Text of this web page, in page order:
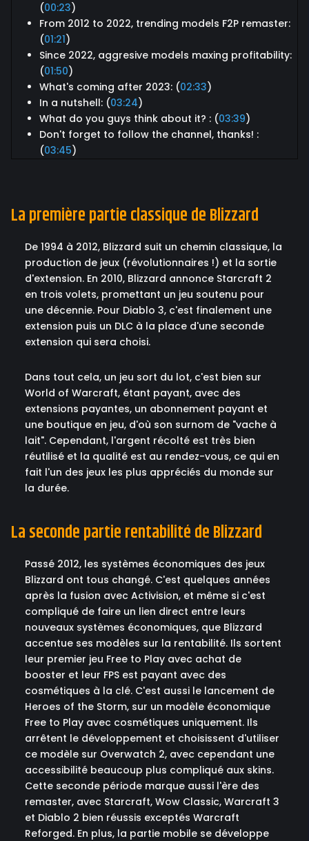
(00:23)
From 2012 to 2022, trending models F2P remaster:
(01:21)
Since 2022, aggresive models maxing profitability:
(01:50)
What's coming after 2023: (02:33)
In a nutshell: (03:24)
What do you guys think about it? : (03:39)
Don't forget to follow the channel, thanks! :
(03:45)
La première partie classique de Blizzard
De 1994 à 2012, Blizzard suit un chemin classique, la
production de jeux (révolutionnaires !) et la sortie
d'extension. En 2010, Blizzard annonce Starcraft 2
en trois volets, promettant un jeu soutenu pour
une décennie. Pour Diablo 3, c'est finalement une
extension puis un DLC à la place d'une seconde
extension qui sera choisi.
Dans tout cela, un jeu sort du lot, c'est bien sur
World of Warcraft, étant payant, avec des
extensions payantes, un abonnement payant et
une boutique en jeu, d'où son surnom de "vache à
lait". Cependant, l'argent récolté est très bien
réutilisé et la qualité est au rendez-vous, ce qui en
fait l'un des jeux les plus appréciés du monde sur
la durée.
La seconde partie rentabilité de Blizzard
Passé 2012, les systèmes économiques des jeux
Blizzard ont tous changé. C'est quelques années
après la fusion avec Activision, et même si c'est
compliqué de faire un lien direct entre leurs
nouveaux systèmes économiques, que Blizzard
accentue ses modèles sur la rentabilité. Ils sortent
leur premier jeu Free to Play avec achat de
booster et leur FPS est payant avec des
cosmétiques à la clé. C'est aussi le lancement de
Heroes of the Storm, sur un modèle économique
Free to Play avec cosmétiques uniquement. Ils
arrêtent le développement et choisissent d'utiliser
ce modèle sur Overwatch 2, avec cependant une
accessibilité beaucoup plus compliqué aux skins.
Cette seconde période marque aussi l'ère des
remaster, avec Starcraft, Wow Classic, Warcraft 3
et Diablo 2 bien réussis exceptés Warcraft
Reforged. En plus, la partie mobile se développe